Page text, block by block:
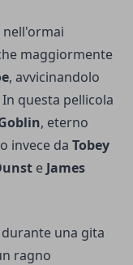
nell'ormai
maggiormente
, avvicinandolo
questa pellicola
, eterno
invece da Tobey
e James
una gita
ragno